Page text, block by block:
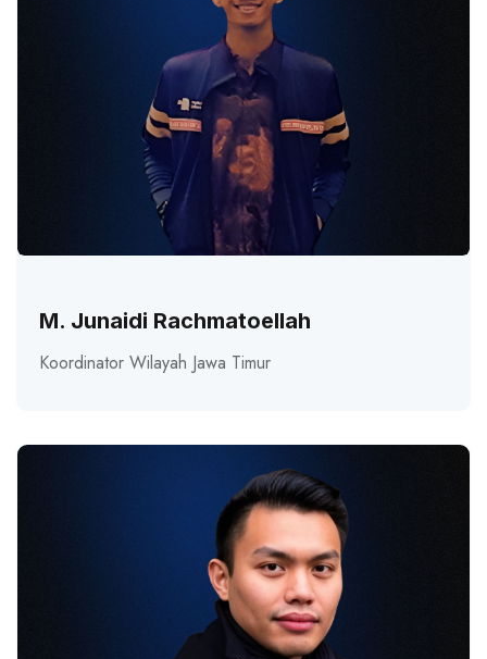
M. Junaidi Rachmatoellah
Koordinator Wilayah Jawa Timur